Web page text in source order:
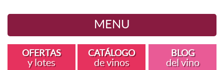
MENU
Quiénes somos
Ofertas y lotes
OFERTAS
y lotes
CATÁLOGO
de vinos
BLOG
del vino